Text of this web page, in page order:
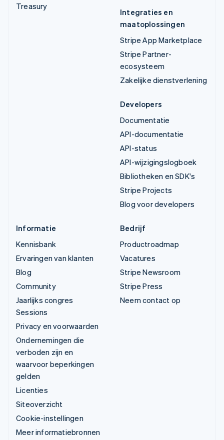
Treasury
Integraties en
maatoplossingen
Stripe App Marketplace
Stripe Partner-
ecosysteem
Zakelijke dienstverlening
Developers
Documentatie
API-documentatie
API-status
API-wijzigingslogboek
Bibliotheken en SDK's
Stripe Projects
Blog voor developers
Informatie
Kennisbank
Ervaringen van klanten
Blog
Community
Jaarlijks congres
Sessions
Privacy en voorwaarden
Ondernemingen die
verboden zijn en
waarvoor beperkingen
gelden
Licenties
Siteoverzicht
Cookie-instellingen
Meer informatiebronnen
Bedrijf
Productroadmap
Vacatures
Stripe Newsroom
Stripe Press
Neem contact op